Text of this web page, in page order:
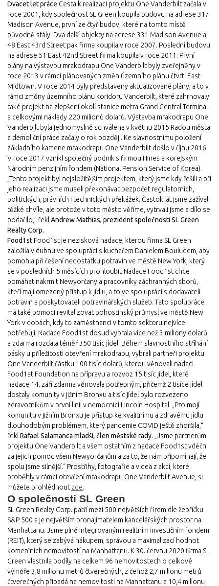
Dvacet let práce Cesta k realizaci projektu One Vanderbilt začala v
roce 2001, kdy společnost SL Green koupila budovu na adrese 317
Madison Avenue, první ze čtyř budov, které na tomto místě
původně stály. Dva další objekty na adrese 331 Madison Avenue a
48 East 43rd Street pak firma koupila v roce 2007. Poslední budovu
na adrese 51 East 42nd Street firma koupila v roce 2011. První
plány na výstavbu mrakodrapu One Vanderbilt byly zveřejněny v
roce 2013 v rámci plánovaných změn územního plánu čtvrti East
Midtown. V roce 2014 byly představeny aktualizované plány, a to v
rámci změny územního plánu koridoru Vanderbilt, které zahrnovaly
také projekt na zlepšení okolí stanice metra Grand Central Terminal
s celkovými náklady 220 milionů dolarů. Výstavba mrakodrapu One
Vanderbilt byla jednomyslně schválena v květnu 2015 Radou města
a demoliční práce začaly o rok později. Ke slavnostnímu položení
základního kamene mrakodrapu One Vanderbilt došlo v říjnu 2016.
V roce 2017 vznikl společný podnik s firmou Hines a korejským
Národním penzijním fondem (National Pension Service of Korea).
„Tento projekt byl nejsložitějším projektem, který jsme kdy řešili a při
jeho realizaci jsme museli překonávat bezpočet regulatorních,
politických, právních i technických překážek. Častokrát jsme zažívali
těžké chvíle, ale protože v toto město věříme, vytrvali jsme a dílo se
podařilo,” řeklAndrew Mathias, prezident společnosti SL Green
Realty Corp.
Food1st Food1st je nezisková nadace, kterou firma SL Green
založila v dubnu ve spolupráci s kuchařem Danielem Bouludem, aby
pomohla při řešení nedostatku potravin ve městě New York, který
se v posledních 5 měsících prohloubil. Nadace Food1st chce
pomáhat nakrmit Newyorčany a pracovníky záchranných sborů,
kteří mají omezený přístup k jídlu, a to ve spolupráci s dodavateli
potravin a poskytovateli potravinářských služeb. Tato spolupráce
má také pomoci revitalizovat pohostinský průmysl ve městě New
York v dobách, kdy to zaměstnanci v tomto sektoru nejvíce
potřebují. Nadace Food1st dosud vybrala více než 3 miliony dolarů
a zdarma rozdala téměř 350 tisíc jídel. Během slavnostního stříhání
pásky u příležitosti otevření mrakodrapu, vybrali partneři projektu
One Vanderbilt částku 100 tisíc dolarů, kterou věnovali nadaci
Food1st Foundation na přípravu a rozvoz 15 tisíc jídel, které
nadace 14. září zdarma věnovala potřebným, přičemž 2 tisíce jídel
dostaly komunity v jižním Bronxu a tisíc jídel bylo rozvezeno
zdravotníkům v první linii v nemocnici Lincoln Hospital. „Pro mojí
komunitu v jižním Bronxu je přístup ke kvalitnímu a zdravému jídlu
dlouhodobým problémem, který pandemie COVID ještě zhoršila,“
řeklRafael Salamanca mladší, člen městské rady. „Jsme partnerům
projektu One Vanderbilt a všem ostatním z nadace Food1st vděčni
za jejich pomoc všem Newyorčanům a za to, že nám připomínají, že
spolu jsme silnější.“ Prostřihy, fotografie a videa z akcí, které
proběhly v rámci otevření mrakodrapu One Vanderbilt Avenue, si
můžete prohlédnout zde.
O společnosti SL Green
SL Green Realty Corp. patří mezi 500 největších firem dle žebříčku
S&P 500 a je největším pronajímatelem kancelářských prostor na
Manhattanu. Jsme plně integrovaným realitním investičním fondem
(REIT), který se zabývá nákupem, správou a maximalizací hodnot
komerčních nemovitostí na Manhattanu. K 30. červnu 2020 firma SL
Green vlastnila podíly na celkem 96 nemovitostech o celkové
výměře 3,8 milionu metrů čtverečných, z čehož 2,7 milionu metrů
čtverečných připadá na nemovitosti na Manhattanu a 10,4 milionu